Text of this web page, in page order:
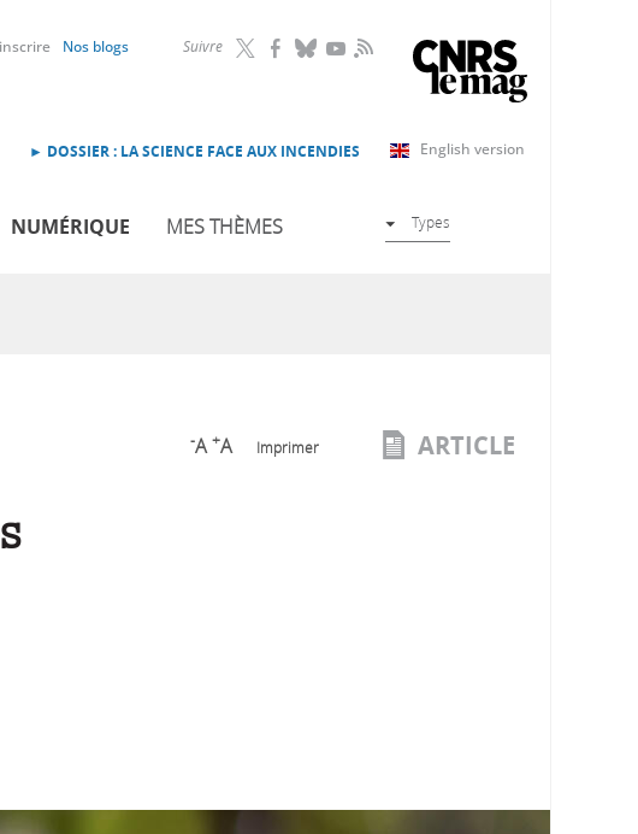
Suivre RSS
Nos blogs
English version
► DOSSIER : LA SCIENCE FACE AUX INCENDIES
NUMÉRIQUE MES THÈMES Types
-A +A Imprimer ARTICLE